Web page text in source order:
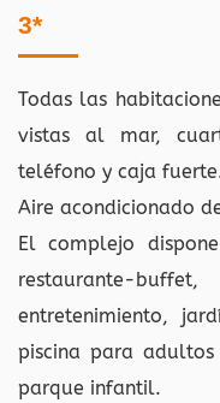
3*
Todas las
vistas al mar,
teléfono y caja
Aire acondicionado
El complejo
restaurante-
entretenimiento,
piscina para
parque infantil.